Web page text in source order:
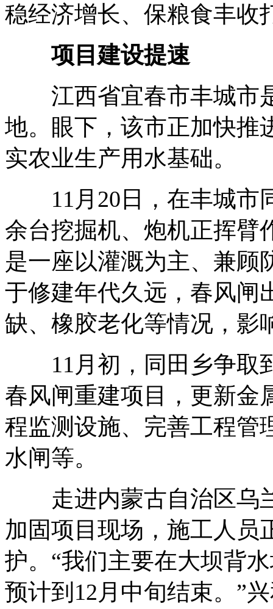
稳经济增长、保粮食丰收
项目建设提速
江西省宜春市丰城市
地。眼下，该市正加快推
实农业生产用水基础。
11月20日，在丰城市
余台挖掘机、炮机正挥臂
是一座以灌溉为主、兼顾
于修建年代久远，春风闸
缺、橡胶老化等情况，影
11月初，同田乡争取
春风闸重建项目，更新金
程监测设施、完善工程管
水闸等。
走进内蒙古自治区乌
加固项目现场，施工人员
护。“我们主要在大坝背
预计到12月中旬结束。”